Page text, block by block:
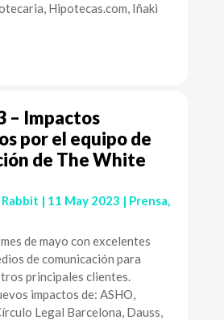
Hipotecas.com, Iñaki
– Impactos
por el equipo de
de The White
| 11 May 2023 | Prensa
de mayo con excelentes
de comunicación para
principales clientes.
impactos de: ASHO,
Legal Barcelona, Dauss,